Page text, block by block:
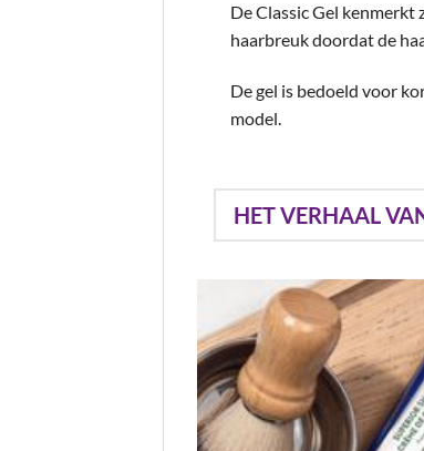
De Classic Gel kenmerkt
haarbreuk doordat de
De gel is bedoeld voor
model.
HET VERHAAL